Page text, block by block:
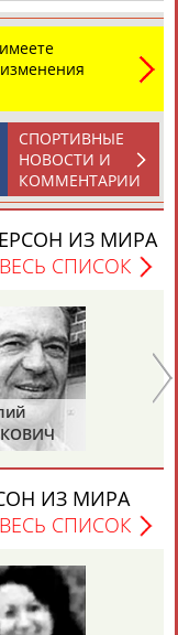
СПОРТИВНЫЕ
НОВОСТИ И
КОММЕНТАРИИ
ИЗ МИРА
ВЕСЬ СПИСОК
ИЗ МИРА
ВЕСЬ СПИСОК